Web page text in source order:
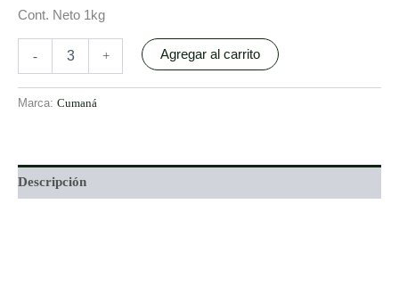
Cont. Neto 1kg
- + Agregar al carrito
Marca: Cumaná
Descripción